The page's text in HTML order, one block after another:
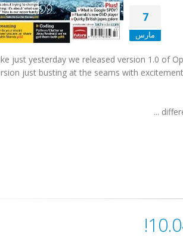
7
مارس
just yesterday we released version 1.0 of
just busting at the seams with